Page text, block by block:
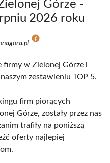
Górze -
2026 roku
firmy w Zielonej Górze i
zestawieniu TOP 5.
firm piorących
Górze, zostały przez nas
trafiły na poniższą
oferty najlepiej